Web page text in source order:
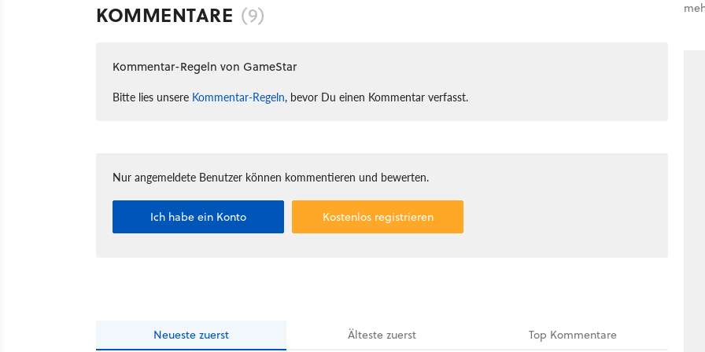
KOMMENTARE (9)
Kommentar-Regeln von GameStar
Bitte lies unsere Kommentar-Regeln, bevor Du einen Kommentar verfasst.
Nur angemeldete Benutzer können kommentieren und bewerten.
Ich habe ein Konto Kostenlos registrieren
Neueste zuerst Ältestezuerst Top Kommentare